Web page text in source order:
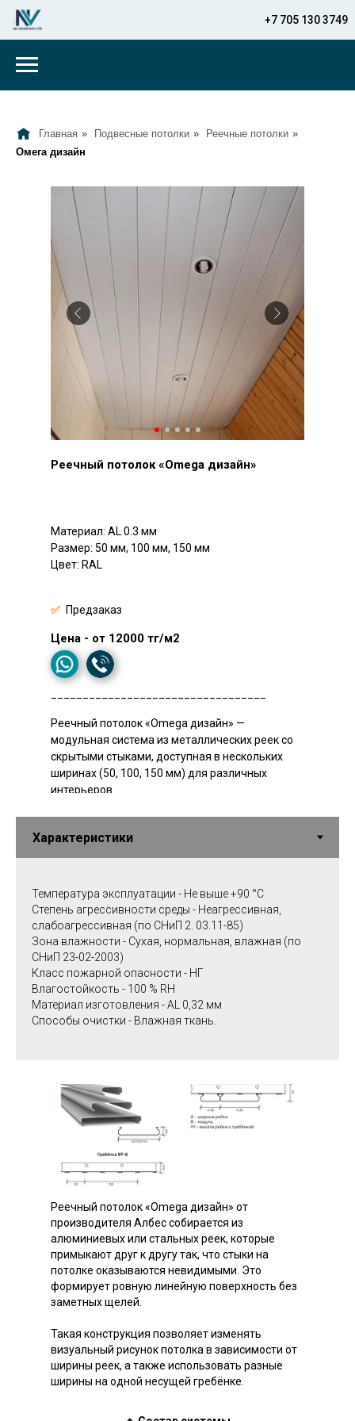
+7 705 130 3749
Главная » Подвесные потолки » Реечные потолки »
Омега дизайн
Реечный потолок «Omega дизайн»
Реечный потолок «Omega дизайн» —
модульная система из металлических реек со
скрытыми стыками, доступная в нескольких
ширинах (50, 100, 150 мм) для различных
интерьеров
Цена - от 12000 тг/м2
Материал: AL 0.3 мм
Размер: 50 мм, 100 мм, 150 мм
Цвет: RAL
✅ Предзаказ
Температура эксплуатации - Не выше +90 °C
Степень агрессивности среды - Неагрессивная,
слабоагрессивная (по СНиП 2. 03.11-85)
Зона влажности - Сухая, нормальная, влажная (по
СНиП 23-02-2003)
Класс пожарной опасности - НГ
Влагостойкость - 100 % RH
Материал изготовления - AL 0,32 мм
Способы очистки - Влажная ткань.
Реечный потолок «Omega дизайн» от
производителя Албес собирается из
алюминиевых или стальных реек, которые
примыкают друг к другу так, что стыки на
потолке оказываются невидимыми. Это
формирует ровную линейную поверхность без
заметных щелей.
Такая конструкция позволяет изменять
визуальный рисунок потолка в зависимости от
ширины реек, а также использовать разные
ширины на одной несущей гребёнке.